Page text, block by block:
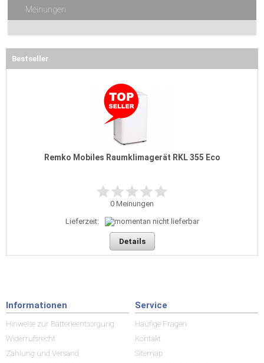
Meinungen
Bestseller
Remko Mobiles Raumklimagerät RKL 355 Eco
0 Meinungen
Lieferzeit:
Details
Informationen
Hinweise zur Batterieentsorgung
Widerrufsrecht
Zahlung und Versand
Service
Häufige Fragen
Kontakt
Sitemap